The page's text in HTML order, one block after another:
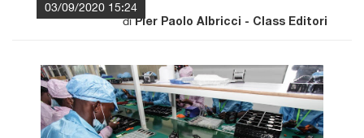
03/09/2020 15:24
diPier Paolo Albricci - Class Editori